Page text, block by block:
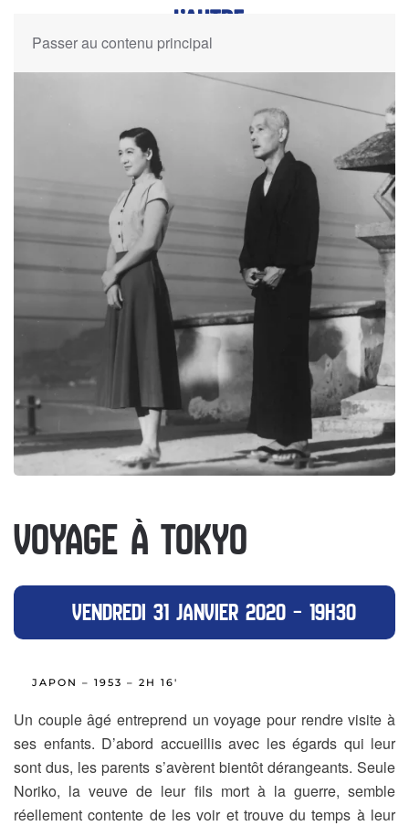
Passer au contenu principal
VOYAGE À TOKYO
VENDREDI 31 JANVIER 2020 – 19H30
JAPON – 1953 – 2H 16′
Un couple âgé entreprend un voyage pour rendre visite à
ses enfants. D’abord accueillis avec les égards qui leur
sont dus, les parents s’avèrent bientôt dérangeants. Seule
Noriko, la veuve de leur fils mort à la guerre, semble
réellement contente de les voir et trouve du temps à leur